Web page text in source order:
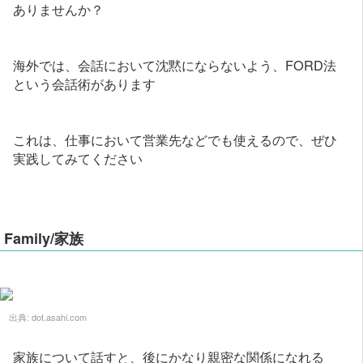
ありませんか？
海外では、会話において沈黙にならないよう、FORD法
という会話術があります
これは、仕事において営業先などでも使えるので、ぜひ
実践してみてください
Family/家族
出典: dot.asahi.com
家族について話すと、後にかなり親密な関係になれる